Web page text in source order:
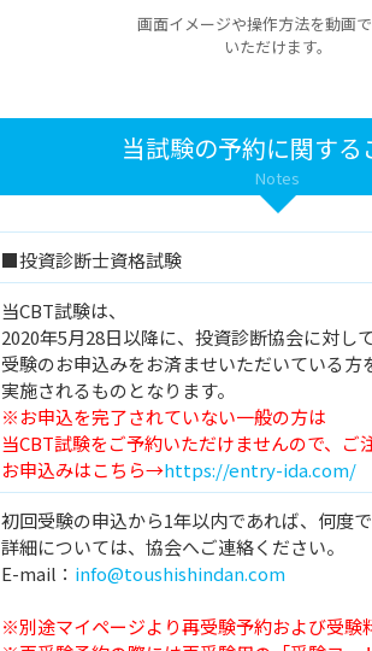
画面イメージや操作方法を動画
いただけます。
当試験の予約に関する
Notes
■投資診断士資格試験
当CBT試験は、
2020年5月28日以降に、投資診断協会に対し
受験のお申込みをお済ませいただいている方
実施されるものとなります。
※お申込を完了されていない一般の方は
当CBT試験をご予約いただけませんので、ご
お申込みはこちら→https://entry-ida.com/
初回受験の申込から1年以内であれば、何度
詳細については、協会へご連絡ください。
E-mail： info@toushishindan.com
※別途マイページより再受験予約および受験